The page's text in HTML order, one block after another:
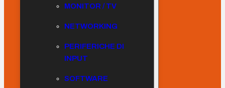
MONITOR / TV
NETWORKING
PERIFERICHE DI
INPUT
SOFTWARE